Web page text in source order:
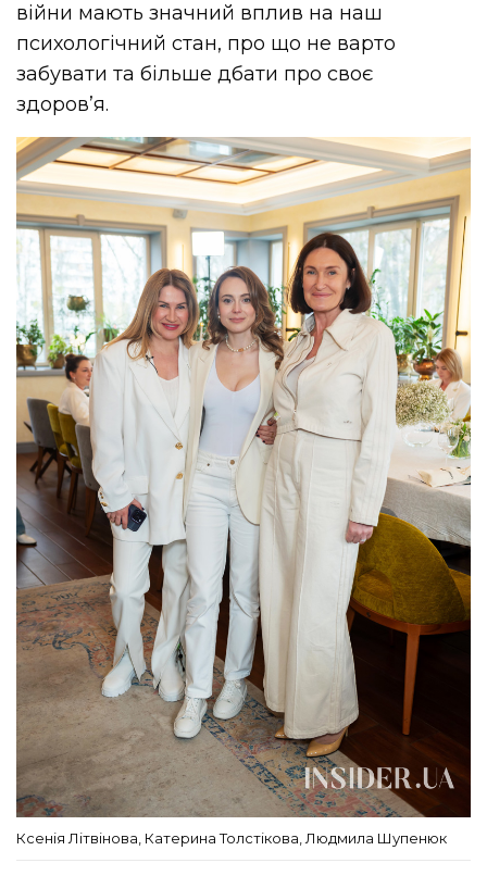
війни мають значний вплив на наш
психологічний стан, про що не варто
забувати та більше дбати про своє
здоровʼя.
Ксенія Літвінова, Катерина Толстікова, Людмила Шупенюк